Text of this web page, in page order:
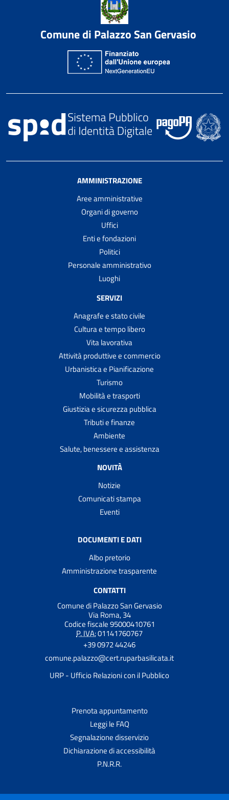
Comune di Palazzo San Gervasio
AMMINISTRAZIONE
Aree amministrative
Organi di governo
Uffici
Enti e fondazioni
Politici
Personale amministrativo
Luoghi
SERVIZI
Anagrafe e stato civile
Cultura e tempo libero
Vita lavorativa
Attività produttive e commercio
Urbanistica e Pianificazione
Turismo
Mobilità e trasporti
Giustizia e sicurezza pubblica
Tributi e finanze
Ambiente
Salute, benessere e assistenza
NOVITÀ
Notizie
Comunicati stampa
Eventi
DOCUMENTI E DATI
Albo pretorio
Amministrazione trasparente
CONTATTI
Comune di Palazzo San Gervasio
Via Roma, 34
Codice fiscale 95000410761
P. IVA:01141760767
+39 0972 44246
comune.palazzo@cert.ruparbasilicata.it
URP - Ufficio Relazioni con il Pubblico
Prenota appuntamento
Leggi le FAQ
Segnalazione disservizio
Dichiarazione di accessibilità
P.N.R.R.